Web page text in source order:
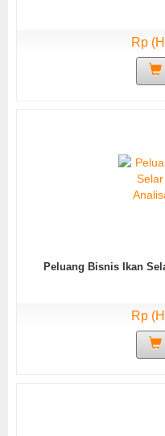
Rp
Peluang Bisnis Ikan
Rp